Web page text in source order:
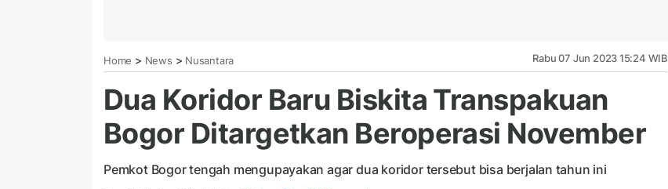
Home > News > Nusantara Rabu 07 Jun 2023 15:24 WIB
Dua Koridor Baru Biskita Transpakuan
Bogor Ditargetkan Beroperasi November
Pemkot Bogor tengah mengupayakan agar dua koridor tersebut bisa berjalan tahun ini